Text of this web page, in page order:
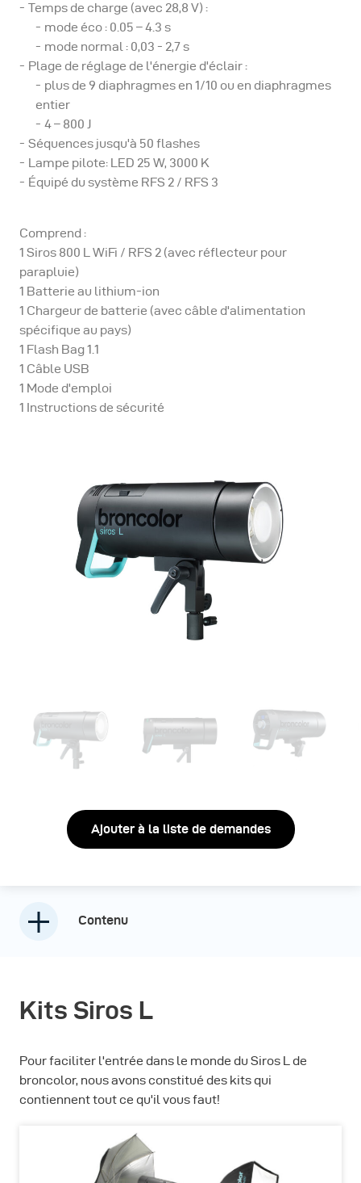
Temps de charge (avec 28,8 V) :
mode éco : 0.05 – 4.3 s
mode normal : 0,03 - 2,7 s
Plage de réglage de l'énergie d'éclair :
plus de 9 diaphragmes en 1/10 ou en diaphragmes
entier
4 – 800 J
Séquences jusqu'à 50 flashes
Lampe pilote: LED 25 W, 3000 K
Équipé du système RFS 2 / RFS 3
Comprend :
1 Siros 800 L WiFi / RFS 2 (avec réflecteur pour
parapluie)
1 Batterie au lithium-ion
1 Chargeur de batterie (avec câble d'alimentation
spécifique au pays)
1 Flash Bag 1.1
1 Câble USB
1 Mode d'emploi
1 Instructions de sécurité
Ajouter à la liste de demandes
Contenu
Kits Siros L
Pour faciliter l'entrée dans le monde du Siros L de
broncolor, nous avons constitué des kits qui
contiennent tout ce qu'il vous faut!